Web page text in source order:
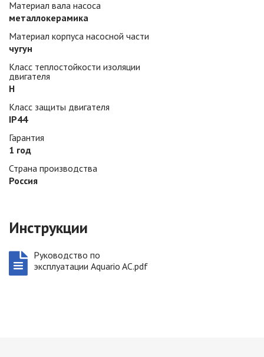
Материал вала насоса
металлокерамика
Материал корпуса насосной части
чугун
Класс теплостойкости изоляции
двигателя
H
Класс защиты двигателя
IP44
Гарантия
1 год
Страна производства
Россия
Инструкции
Руководство по
эксплуатации Aquario AC.pdf